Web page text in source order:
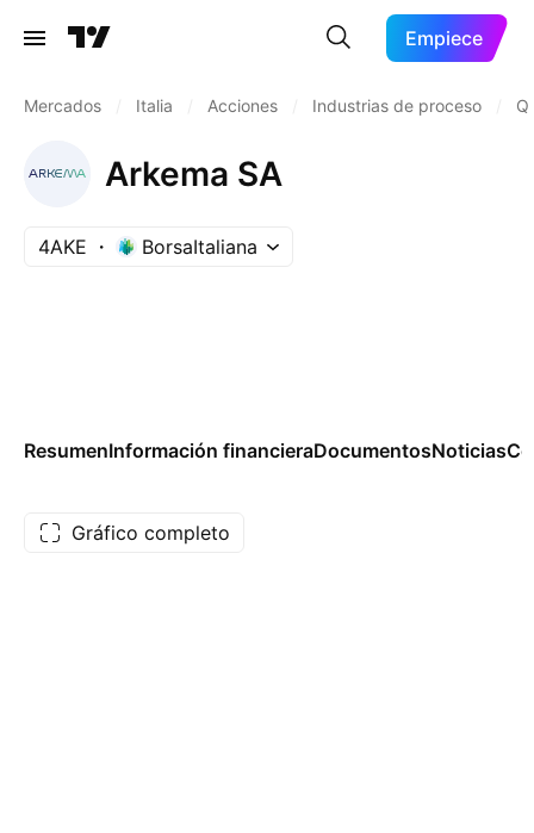
Empiece
Mercados Italia Acciones Industrias de proceso
Arkema SA
4AKE BorsaItaliana
ResumenInformación financieraDocumentosNoticias
Gráfico completo